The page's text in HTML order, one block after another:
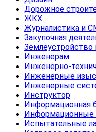
Дорожное
ЖКХ
Журналистика и
Закупочная
Землеустройство
Инженерам
Инженерно-
Инженерные
Инженерные
Инструктор
Информационная
Информационные
Испытательные